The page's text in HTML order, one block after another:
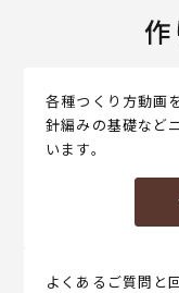
各種つくり方動画
針編みの基礎など
います。
よくあるご質問と